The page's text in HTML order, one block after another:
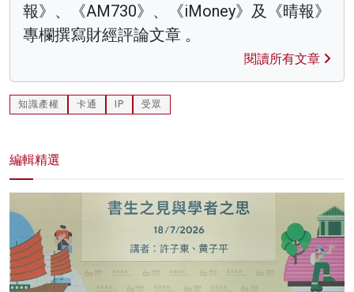
報》、《AM730》、《iMoney》及《晴報》
專欄撰寫財經評論文章 。
閱讀所有文章
知識產權 卡通 IP 受眾
編輯精選